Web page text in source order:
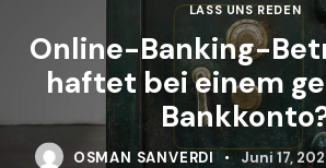
LASS UNS REDEN
Online-Banking-
haftet bei einem
OSMAN SANVERDI Juni 17,